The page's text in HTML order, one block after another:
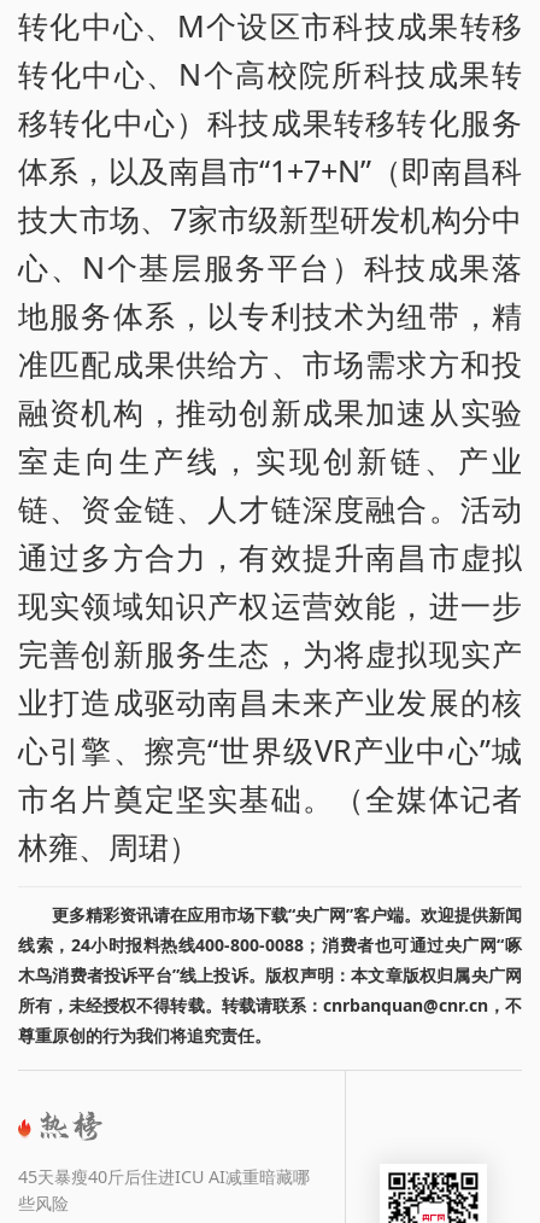
转化中心、M个设区市科技成果转移
转化中心、N个高校院所科技成果转
移转化中心）科技成果转移转化服务
体系，以及南昌市“1+7+N”（即南昌科
技大市场、7家市级新型研发机构分中
心、N个基层服务平台）科技成果落
地服务体系，以专利技术为纽带，精
准匹配成果供给方、市场需求方和投
融资机构，推动创新成果加速从实验
室走向生产线，实现创新链、产业
链、资金链、人才链深度融合。活动
通过多方合力，有效提升南昌市虚拟
现实领域知识产权运营效能，进一步
完善创新服务生态，为将虚拟现实产
业打造成驱动南昌未来产业发展的核
心引擎、擦亮“世界级VR产业中心”城
市名片奠定坚实基础。（全媒体记者
林雍、周珺）
更多精彩资讯请在应用市场下载“央广网”客户端。欢迎提供新闻
线索，24小时报料热线400-800-0088；消费者也可通过央广网“啄
木鸟消费者投诉平台”线上投诉。版权声明：本文章版权归属央广网
所有，未经授权不得转载。转载请联系：cnrbanquan@cnr.cn，不
尊重原创的行为我们将追究责任。
45天暴瘦40斤后住进ICU AI减重暗藏哪
些风险